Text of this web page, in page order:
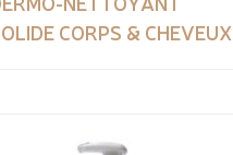
CORPS & CHEVEUX